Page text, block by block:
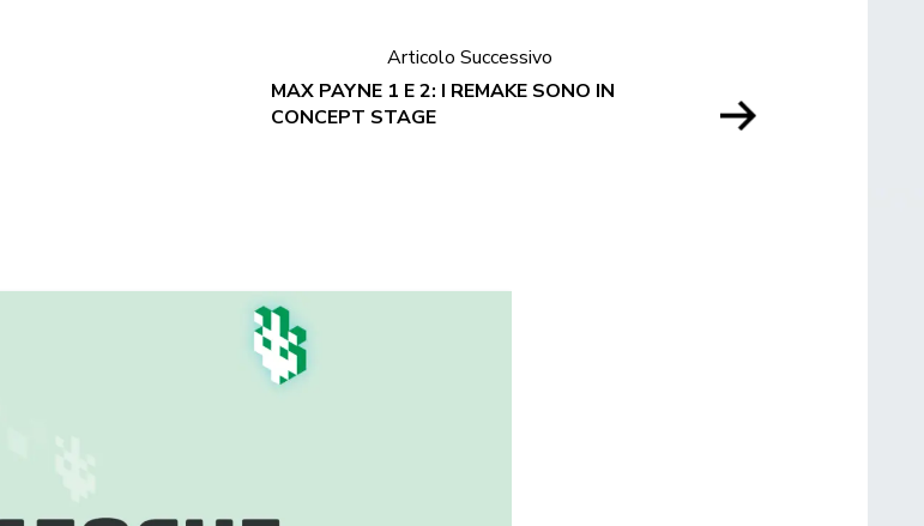
Articolo Successivo
MAX PAYNE 1 E 2: I REMAKE SONO IN
CONCEPT STAGE